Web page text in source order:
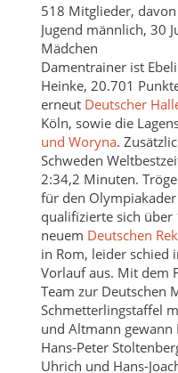
518 Mitglieder,
Jugend männlich, 30
Mädchen
Damentrainer ist
Heinke, 20.701
erneut Deutscher
Köln, sowie die
und Woryna.
Schweden
2:34,2 Minuten.
für den
qualifizierte sich
neuem Deutschen
in Rom, leider schied
Vorlauf aus. Mit dem
Team zur Deutschen
Schmetterlingstaffel
und Altmann
Hans-Peter
Uhrich und Hans-